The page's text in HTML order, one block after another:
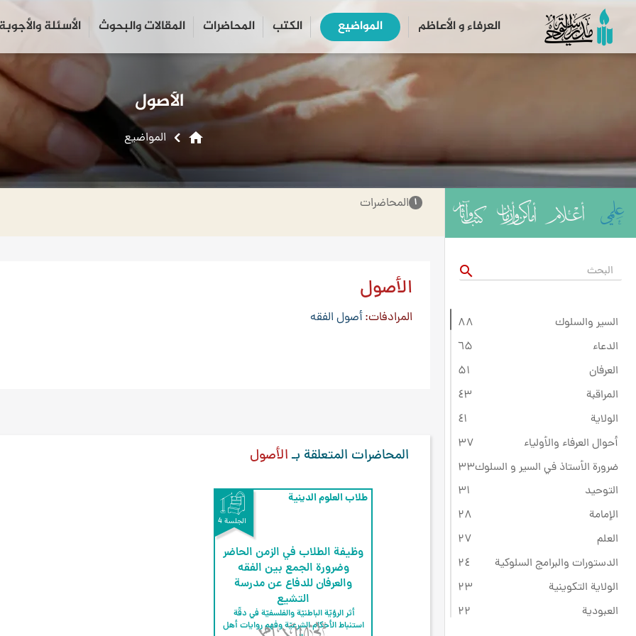
العرفاء و الأعاظم المواضیع الكتب المحاضرات المقالات والبحوث الأسئلة والأجوبة search
close
الأصول
home المواضیع
search
السير والسلوك
۸۸
الدعاء
٦۵
العرفان
۵۱
المراقبة
٤۳
الولاية
٤۱
أحوال العرفاء والأولياء
۳۷
ضرورة الأستاذ في السير و السلوك۳۳
التوحيد
۳۱
الإمامة
۲۸
العلم
۲۷
الدستورات والبرامج السلوكية
۲٤
الولاية التكوينية
۲۳
العبودية
۲۲
۱ المحاضرات
الأصول
المرادفات أصول الفقه
المحاضرات المتعلقة بـالأصول
طلاب العلوم الدينية
الجلسة 4
وظيفة الطلاب في الزمن الحاضر
وضرورة الجمع بين الفقه
والعرفان للدفاع عن مدرسة
التشيع
أثر الرؤيّة الباطنيّة والفلسفيّة في دقّة
استنباط الأحكام الشرعيّة وفهم روايات أهل